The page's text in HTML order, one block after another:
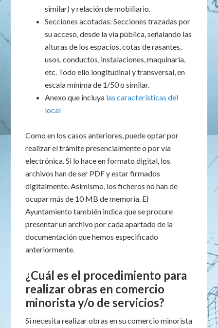
similar) y relación de mobiliario.
Secciones acotadas: Secciones trazadas por
su acceso, desde la vía pública, señalando las
alturas de los espacios, cotas de rasantes,
usos, conductos, instalaciones, maquinaria,
etc. Todo ello longitudinal y transversal, en
escala mínima de 1/50 o similar.
Anexo que incluya las características del
local
Como en los casos anteriores, puede optar por
realizar el trámite presencialmente o por vía
electrónica. Si lo hace en formato digital, los
archivos han de ser PDF y estar firmados
digitalmente. Asimismo, los ficheros no han de
ocupar más de 10 MB de memoria. El
Ayuntamiento también indica que se procure
presentar un archivo por cada apartado de la
documentación que hemos especificado
anteriormente.
¿Cuál es el procedimiento para
realizar obras en comercio
minorista y/o de servicios?
Si necesita realizar obras en su comercio minorista